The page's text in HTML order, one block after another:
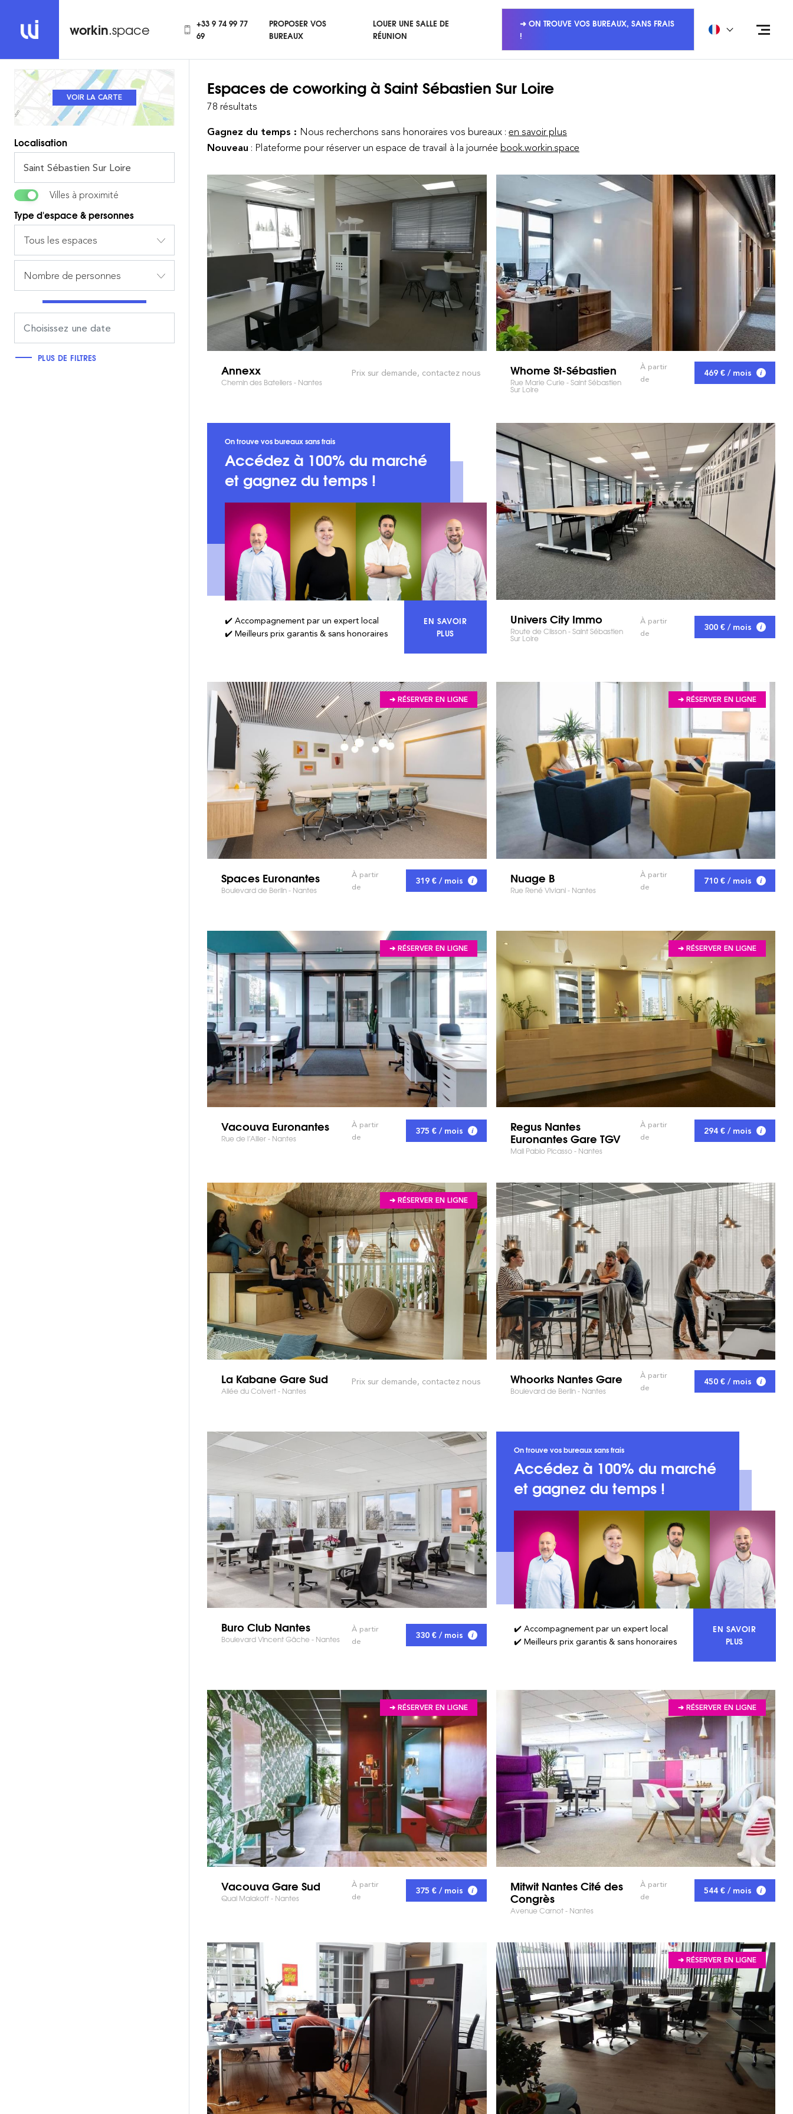
workin.space
+33 9 74 99 77
69
PROPOSER VOS
BUREAUX
LOUER UNE SALLE DE
RÉUNION
➜ ON TROUVE VOS BUREAUX, SANS FRAIS
!
REVENIR À LA LISTE
VOIR LA CARTE
Localisation
Villes à proximité
Type d'espace & personnes
Tous les espaces
Nombre de personnes
PLUS DE FILTRES
Espaces de coworkingà Saint Sébastien Sur Loire
78 résultats
Gagnez du temps : Nous recherchons sans honoraires vos bureaux : en savoir plus
Nouveau : Plateforme pour réserver un espace de travail à la journée book.workin.space
Annexx
Chemin des Bateliers - Nantes
Prix sur demande, contactez nous Whome St-Sébastien
Rue Marie Curie - Saint Sébastien
Sur Loire
À partir
de
469 € / mois
On trouve vos bureaux sans frais
Accédez à 100% du marché
et gagnez du temps !
✔️ Accompagnement par un expert local
✔️ Meilleurs prix garantis & sans honoraires
EN SAVOIR
PLUSACCÉDEZ À 100% DU MARCHÉ ET GAGNEZ DU TEMPS !
Univers City Immo
Route de Clisson - Saint Sébastien
Sur Loire
À partir
de
300 € / mois
➔ RÉSERVER EN LIGNE
Spaces Euronantes
Boulevard de Berlin - Nantes
À partir
de
319 € / mois
➔ RÉSERVER EN LIGNE
Nuage B
Rue René Viviani - Nantes
À partir
de
710 € / mois
➔ RÉSERVER EN LIGNE
Vacouva Euronantes
Rue de l’Allier - Nantes
À partir
de
375 € / mois
➔ RÉSERVER EN LIGNE
Regus Nantes
Euronantes Gare TGV
Mail Pablo Picasso - Nantes
À partir
de
294 € / mois
➔ RÉSERVER EN LIGNE
La Kabane Gare Sud
Allée du Colvert - Nantes
Prix sur demande, contactez nous Whoorks Nantes Gare
Boulevard de Berlin - Nantes
À partir
de
450 € / mois
Buro Club Nantes
Boulevard Vincent Gâche - Nantes
À partir
de
330 € / mois
On trouve vos bureaux sans frais
Accédez à 100% du marché
et gagnez du temps !
✔️ Accompagnement par un expert local
✔️ Meilleurs prix garantis & sans honoraires
EN SAVOIR
PLUSACCÉDEZ À
➔ RÉSERVER EN LIGNE
Vacouva Gare Sud
Quai Malakoff - Nantes
À partir
de
375 € / mois
➔ RÉSERVER EN LIGNE
Mitwit Nantes Cité des
Congrès
Avenue Carnot - Nantes
À partir
de
544 € / mois
➔ RÉSERVER EN LIGNE